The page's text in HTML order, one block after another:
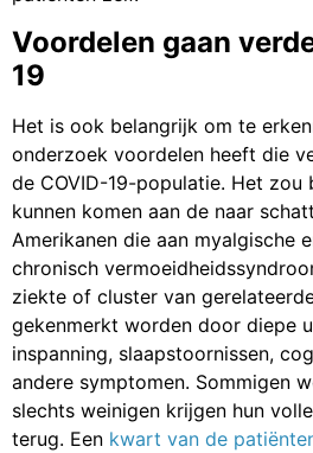
Voordelen gaan
19
Het is ook belangrijk om te
onderzoek voordelen heeft die
de COVID-19-populatie. Het
kunnen komen aan de naar
Amerikanen die aan myalgische
chronisch
ziekte of cluster van
gekenmerkt worden door diepe
inspanning, slaapstoornissen,
andere symptomen. Sommigen
slechts weinigen krijgen hun
terug. Een kwart van de